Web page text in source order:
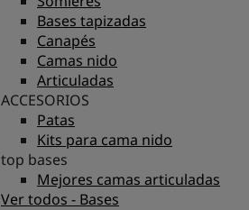
Bases tapizadas
Canapés
Camas nido
Articuladas
ACCESORIOS
Patas
Kits para cama nido
top bases
Mejores camas articuladas
Ver todos - Bases